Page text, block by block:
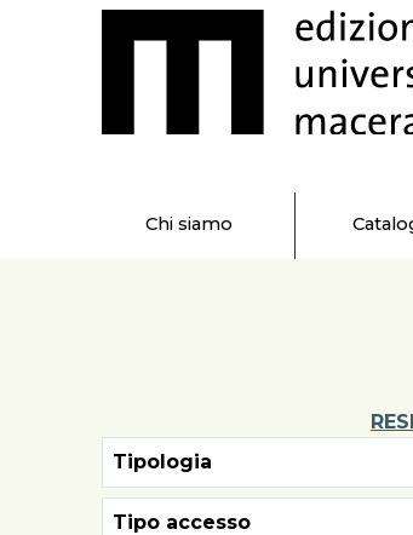
Chi siamo
Tipologia
Tipo accesso